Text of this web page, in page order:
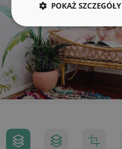
POKAŻ SZCZEGÓŁY